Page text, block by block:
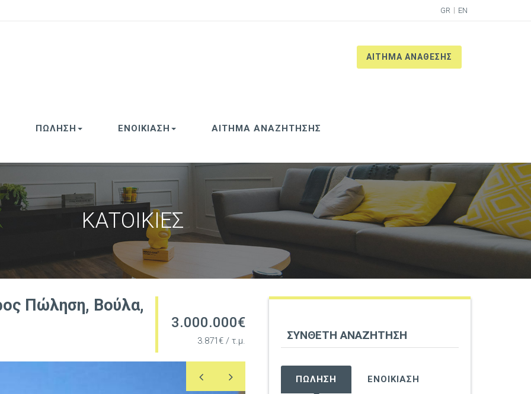
GR EN
ΑΙΤΗΜΑ ΑΝΑΘΕΣΗΣ
ΠΩΛΗΣΗ ΕΝΟΙΚΙΑΣΗ ΑΙΤΗΜΑ ΑΝΑΖΗΤΗΣΗΣ
ΚΑΤΟΙΚΙΕΣ
Πώληση, Βούλα,
3.000.000€
3.871€ / τ.μ. ΣΥΝΘΕΤΗ ΑΝΑΖΗΤΗΣΗ
ΠΩΛΗΣΗ ΕΝΟΙΚΙΑΣΗ